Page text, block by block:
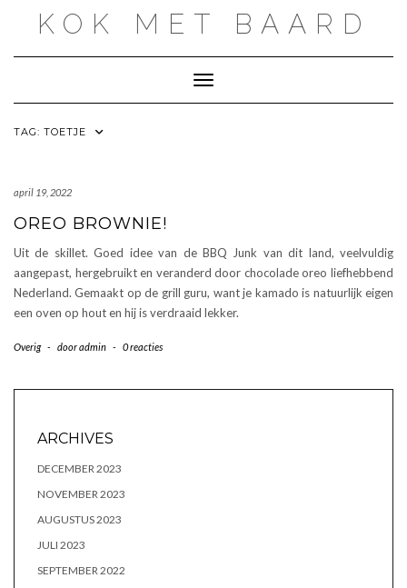
KOK MET BAARD
Toggle navigatie
TAG: TOETJE
april 19, 2022
OREO BROWNIE!
Uit de skillet. Goed idee van de BBQ Junk van dit land, veelvuldig
aangepast, hergebruikt en veranderd door chocolade oreo liefhebbend
Nederland. Gemaakt op de grill guru, want je kamado is natuurlijk eigen
een oven op hout en hij is verdraaid lekker.
Overig - dooradmin - 0 reacties
ARCHIVES
DECEMBER 2023
NOVEMBER 2023
AUGUSTUS 2023
JULI 2023
SEPTEMBER 2022